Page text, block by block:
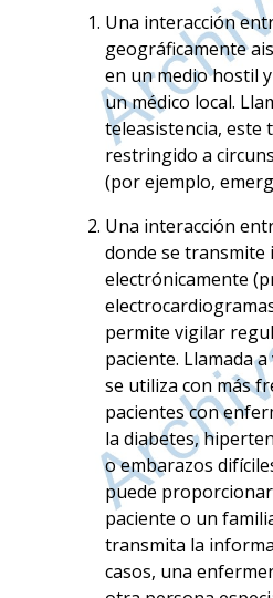
Una interacción
geográficamente
en un medio hostil
un médico local.
teleasistencia, este
restringido a
(por ejemplo,
Una interacción
donde se transmite
electrónicamente
permite vigilar
paciente. Llamada
se utiliza con más
pacientes con
la diabetes,
o embarazos
puede
paciente o un
transmita la
casos, una